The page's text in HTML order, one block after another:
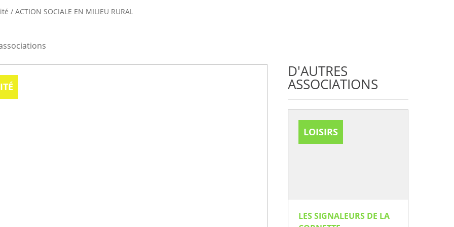
/ ACTION SOCIALE EN MILIEU RURAL
D'AUTRES
ASSOCIATIONS
LOISIRS
LES SIGNALEURS DE LA